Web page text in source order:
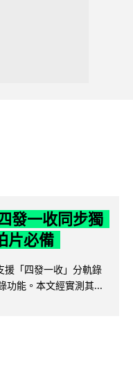
發一收同步獨
片必備
「四發一收」分軌錄
功能。本文經實測其...